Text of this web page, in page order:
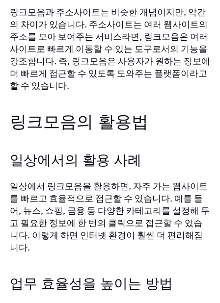
링크모음과 주소사이트는 비슷한 개념이지만, 약간
의 차이가 있습니다. 주소사이트는 여러 웹사이트의
주소를 모아 보여주는 서비스라면, 링크모음은 여러
사이트로 빠르게 이동할 수 있는 도구로서의 기능을
강조합니다. 즉, 링크모음은 사용자가 원하는 정보에
더 빠르게 접근할 수 있도록 도와주는 플랫폼이라고
할 수 있습니다.
링크모음의 활용법
일상에서의 활용 사례
일상에서 링크모음을 활용하면, 자주 가는 웹사이트
를 빠르고 효율적으로 접근할 수 있습니다. 예를 들
어, 뉴스, 쇼핑, 금융 등 다양한 카테고리를 설정해 두
고 필요한 정보에 한 번의 클릭으로 접근할 수 있습
니다. 이렇게 하면 인터넷 환경이 훨씬 더 편리해집
니다.
업무 효율성을 높이는 방법